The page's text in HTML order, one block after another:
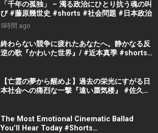
「千年の孤独」 – 濁る政治にひとり抗う魂の叫
び #藤原幾世史 #shorts #社会問題 #日本政治
5時間 ago
終わらない競争に疲れたあなたへ。静かなる反
逆の歌『かわいた世界』/ #近本真季 #shorts
【亡霊の夢から醒めよ】過去の栄光にすがる日
本社会への痛烈な一撃『遠い蜃気楼』 #佐久間
The Most Emotional Cinematic Ballad
You’ll Hear Today #Shorts